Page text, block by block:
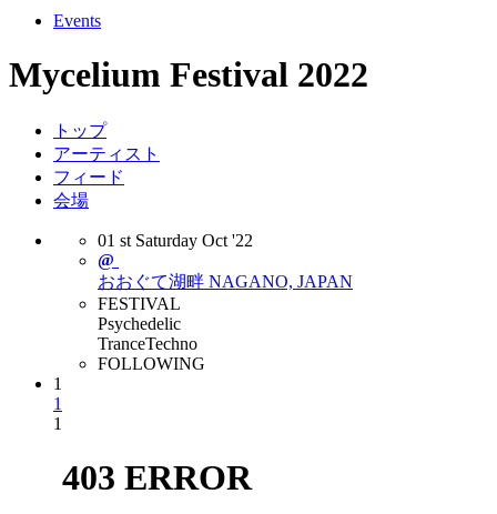
Events
Mycelium Festival 2022
トップ
アーティスト
フィード
会場
01 st Saturday Oct '22
@
おおぐて湖畔 NAGANO, JAPAN
FESTIVAL
Psychedelic
TranceTechno
FOLLOWING
1
1
1